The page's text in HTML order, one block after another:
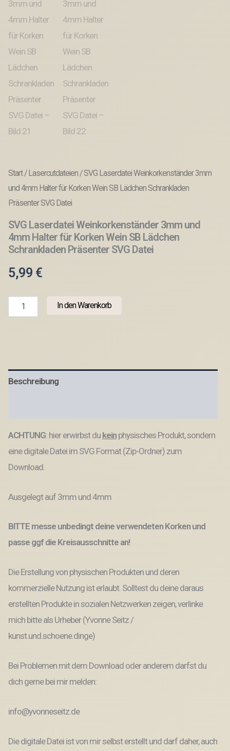
Start/Lasercutdateien/ SVG Laserdatei Weinkorkenständer 3mm
und 4mm Halter für Korken Wein SB Lädchen Schrankladen
Präsenter SVG Datei
SVG Laserdatei Weinkorkenständer 3mm und
4mm Halter für Korken Wein SB Lädchen
Schrankladen Präsenter SVG Datei
5,99 €
Laserdatei
für
Korken
Präsenter
Datei
Menge
In den Warenkorb
Beschreibung
ACHTUNG: hier erwirbst du kein physisches Produkt, sondern
eine digitale Datei im SVG Format (Zip-Ordner) zum
Download.
Ausgelegt auf 3mm und 4mm
BITTE messe unbedingt deine verwendeten Korken und
passe ggf die Kreisausschnitte an!
Die Erstellung von physischen Produkten und deren
kommerzielle Nutzung ist erlaubt. Solltest du deine daraus
erstellten Produkte in sozialen Netzwerken zeigen, verlinke
mich bitte als Urheber (Yvonne Seitz /
kunst.und.schoene.dinge)
Bei Problemen mit dem Download oder anderem darfst du
dich gerne bei mir melden:
info@yvonneseitz.de
Die digitale Datei ist von mir selbst erstellt und darf daher, auch